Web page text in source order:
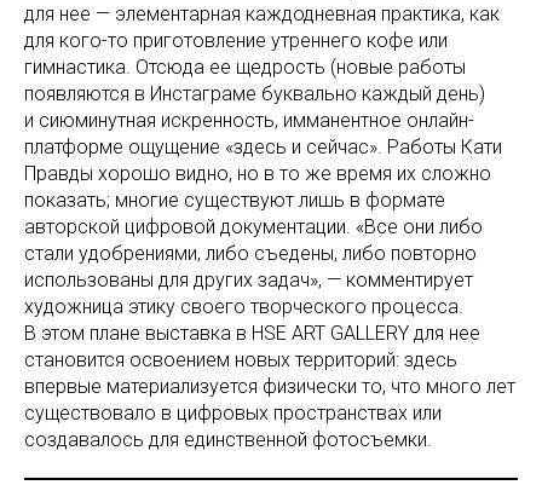
для нее — элементарная каждодневная практика, как
для кого-то приготовление утреннего кофе или
гимнастика. Отсюда ее щедрость (новые работы
появляются в Инстаграме буквально каждый день)
и сиюминутная искренность, имманентное онлайн-
платформе ощущение «здесь и сейчас». Работы Кати
Правды хорошо видно, но в то же время их сложно
показать; многие существуют лишь в формате
авторской цифровой документации. «Все они либо
стали удобрениями, либо съедены, либо повторно
использованы для других задач», — комментирует
художница этику своего творческого процесса.
В этом плане выставка в HSE ART GALLERY для нее
становится освоением новых территорий: здесь
впервые материализуется физически то, что много лет
существовало в цифровых пространствах или
создавалось для единственной фотосъемки.